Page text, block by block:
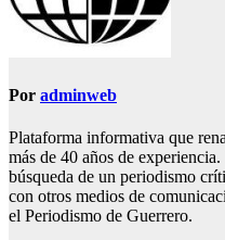
Por adminweb
Plataforma informativa que
más de 40 años de
búsqueda de un periodismo
con otros medios de
el Periodismo de Guerrero.